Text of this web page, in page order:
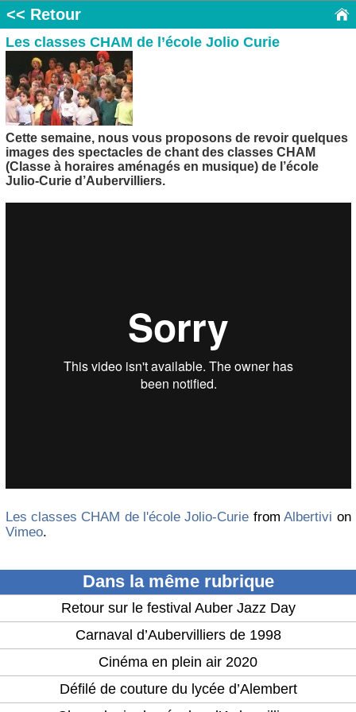
<< Retour
Les classes CHAM de l’école Jolio Curie
Cette semaine, nous vous proposons de revoir quelques
images des spectacles de chant des classes CHAM
(Classe à horaires aménagés en musique) de l’école
Julio-Curie d’Aubervilliers.
Les classes CHAM de l'école Jolio-Curie fromAlbertivi on
Vimeo.
Dans la même rubrique
Retour sur le festival Auber Jazz Day
Carnaval d’Aubervilliers de 1998
Cinéma en plein air 2020
Défilé de couture du lycée d’Alembert